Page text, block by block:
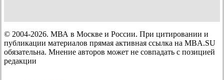
© 2004-2026. МВА в Москве и России. При цитировании и
публикации материалов прямая активная ссылка на MBA.SU
обязательна. Мнение авторов может не совпадать с позицией
редакции